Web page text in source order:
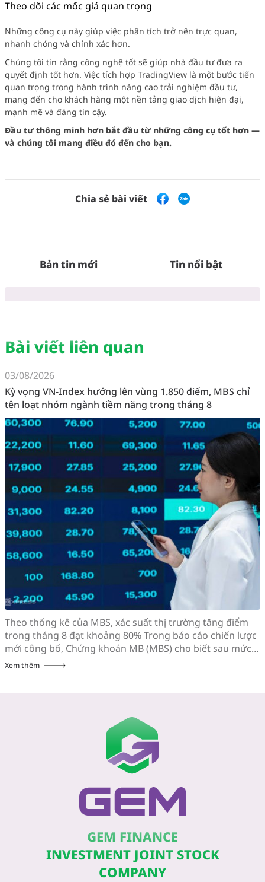
Theo dõi các mốc giá quan trọng
Những công cụ này giúp việc phân tích trở nên trực quan,
nhanh chóng và chính xác hơn.
Chúng tôi tin rằng công nghệ tốt sẽ giúp nhà đầu tư đưa ra
quyết định tốt hơn. Việc tích hợp TradingView là một bước tiến
quan trọng trong hành trình nâng cao trải nghiệm đầu tư,
mang đến cho khách hàng một nền tảng giao dịch hiện đại,
mạnh mẽ và đáng tin cậy.
Đầu tư thông minh hơn bắt đầu từ những công cụ tốt hơn —
và chúng tôi mang điều đó đến cho bạn.
Chia sẻ bài viết
Bản tin mới Tin nổi bật
Bài viết liên quan
03/08/2026
Kỳ vọng VN-Index hướng lên vùng 1.850 điểm, MBS chỉ
tên loạt nhóm ngành tiềm năng trong tháng 8
Theo thống kê của MBS, xác suất thị trường tăng điểm
trong tháng 8 đạt khoảng 80% Trong báo cáo chiến lược
mới công bố, Chứng khoán MB (MBS) cho biết sau mức
giảm gần 7% trong tháng 7, VN-Index đang có cơ hội
Xem thêm
GEM FINANCE
INVESTMENT JOINT STOCK
COMPANY